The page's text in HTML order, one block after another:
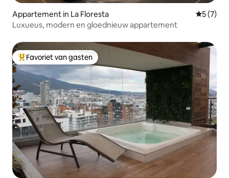
Appartement in La Floresta
5 (7)
Luxueus, modern en gloednieuw appartement
Topfavoriet van gasten
Favoriet van gasten